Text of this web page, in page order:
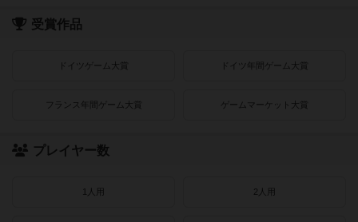
受賞作品
ドイツゲーム大賞 ドイツ年間ゲーム大賞
フランス年間ゲーム大賞 ゲームマーケット大賞
プレイヤー数
1人用 2人用